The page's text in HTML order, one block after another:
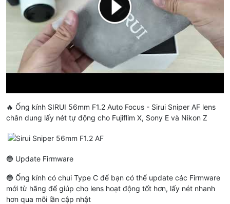
🔥 Ống kính SIRUI 56mm F1.2 Auto Focus - Sirui Sniper AF lens
chân dung lấy nét tự động cho Fujiflim X, Sony E và Nikon Z
🔵 Update Firmware
🔵 Ống kính có chui Type C để bạn có thể update các Firmware
mới từ hãng để giúp cho lens hoạt động tốt hơn, lấy nét nhanh
hơn qua mỗi lần cập nhật